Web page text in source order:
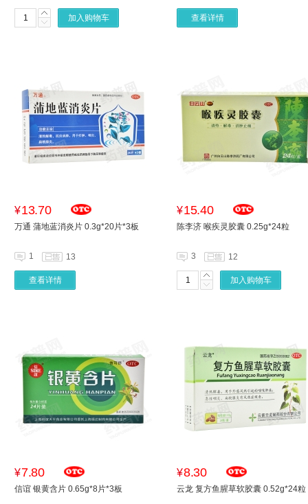
加入购物车 查看详情
¥13.70
万通 蒲地蓝消炎片 0.3g*20片*3板
1 13
查看详情
¥15.40
陈李济 喉疾灵胶囊 0.25g*24粒
3 12
加入购物车
¥7.80
信谊 银黄含片 0.65g*8片*3板
¥8.30
云龙 复方鱼腥草软胶囊 0.52g*24粒